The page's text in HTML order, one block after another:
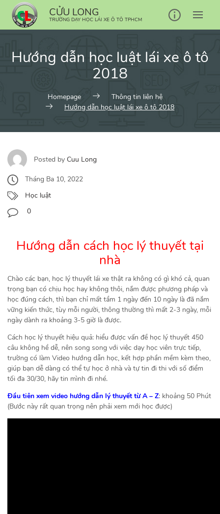
content
CỬU LONG
TRƯỜNG DẠY HỌC LÁI XE Ô TÔ TPHCM
Hướng dẫn học luật lái xe ô tô
2018
Homepage
Thông tin liên hệ
Hướng dẫn học luật lái xe ô tô 2018
Posted by Cuu Long
Tháng Ba 10, 2022
Học luật
0
Hướng dẫn cách học lý thuyết tại
nhà
Chào các bạn, học lý thuyết lái xe thật ra không có gì khó cả, quan
trọng bạn có chịu học hay không thôi, nắm được phương pháp và
học đúng cách, thì bạn chỉ mất tầm 1 ngày đến 10 ngày là đã nắm
vững kiến thức, tùy mỗi người, thông thường thì mất 2-3 ngày, mỗi
ngày dành ra khoảng 3-5 giờ là được.
Cách học lý thuyết hiệu quả: hiểu được vấn đề học lý thuyết 450
câu không hề dễ, nên song song với việc dạy học viên trực tiếp,
trường có làm Video hướng dẫn học, kết hợp phần mềm kèm theo,
giúp bạn dễ dàng có thể tự học ở nhà và tự tin đi thi với số điểm
tối đa 30/30, hãy tin mình đi nhé.
Đầu tiên xem video hướng dẫn lý thuyết từ A – Z: khoảng 50 Phút
(Bước này rất quan trọng nên phải xem mới học được)